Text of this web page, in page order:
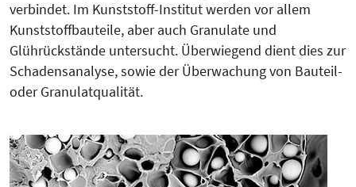
verbindet. Im Kunststoff-Institut werden vor allem
Kunststoffbauteile, aber auch Granulate und
Glührückstände untersucht. Überwiegend dient dies zur
Schadensanalyse, sowie der Über­wachung von Bauteil-
oder Granu­latqualität.